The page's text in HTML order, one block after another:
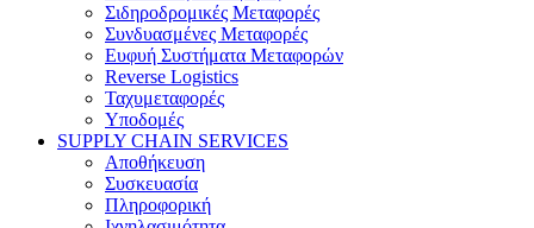
Σιδηροδρομικές Μεταφορές
Συνδυασμένες Μεταφορές
Ευφυή Συστήματα Μεταφορών
Reverse Logistics
Ταχυμεταφορές
Υποδομές
SUPPLY CHAIN SERVICES
Αποθήκευση
Συσκευασία
Πληροφορική